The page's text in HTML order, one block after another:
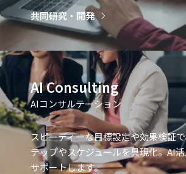
共同研究・開発
AI Consulting
AIコンサルテーション
スピーディーな目標設定や効果検証
テップやスケジュールを具現化。AI
サポートします。